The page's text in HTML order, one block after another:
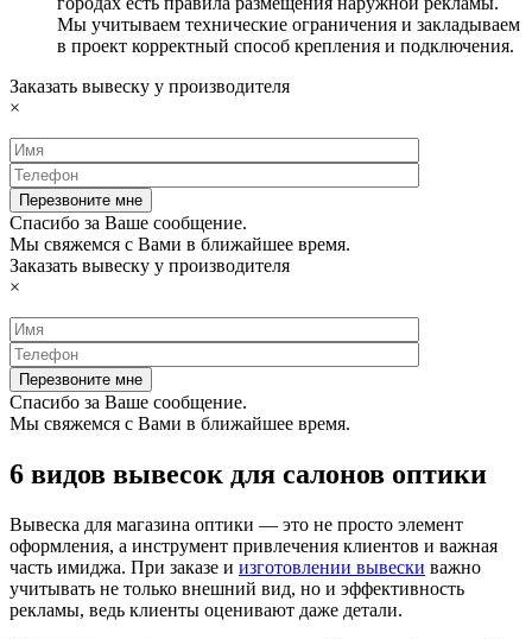
Мы учитываем технические ограничения и закладываем
в проект корректный способ крепления и подключения.
Заказать вывеску у производителя
×
Спасибо за Ваше сообщение.
Мы свяжемся с Вами в ближайшее время.
Заказать вывеску у производителя
×
Спасибо за Ваше сообщение.
Мы свяжемся с Вами в ближайшее время.
6 видов вывесок для салонов оптики
Вывеска для магазина оптики — это не просто элемент
оформления, а инструмент привлечения клиентов и важная
часть имиджа. При заказе и изготовлении вывески важно
учитывать не только внешний вид, но и эффективность
рекламы, ведь клиенты оценивают даже детали.